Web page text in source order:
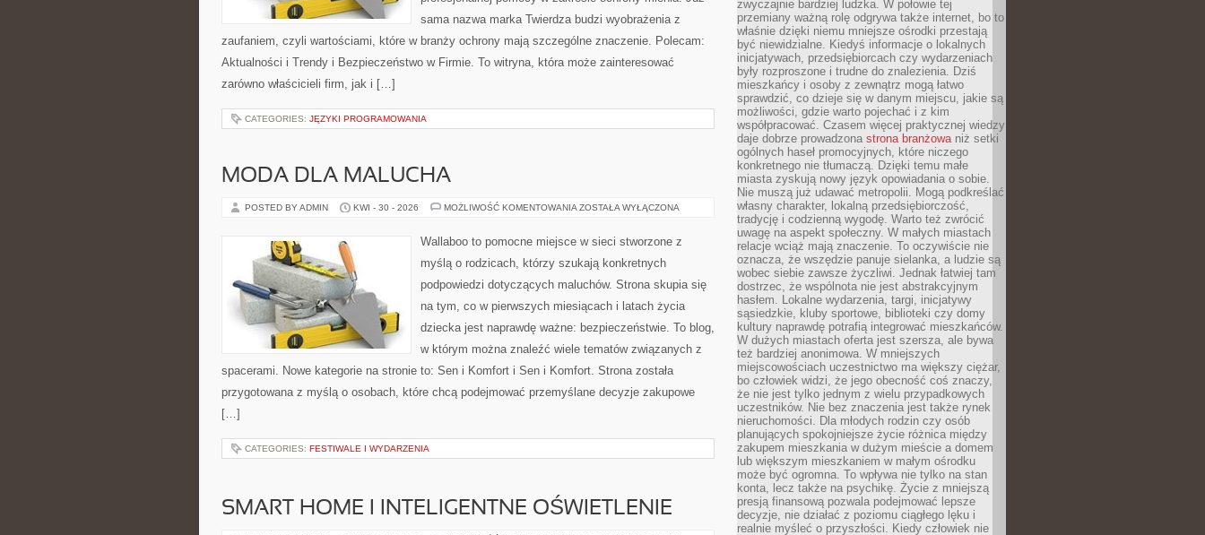
sama nazwa marka Twierdza budzi wyobrażenia z
zaufaniem, czyli wartościami, które w branży ochrony mają szczególne znaczenie. Polecam:
Aktualności i Trendy i Bezpieczeństwo w Firmie. To witryna, która może zainteresować
zarówno właścicieli firm, jak i […]
CATEGORIES: JĘZYKI PROGRAMOWANIA
MODA DLA MALUCHA
POSTED BY ADMIN KWI - 30 - 2026 MOŻLIWOŚĆ KOMENTOWANIA MODA
ZOSTAŁA WYŁĄCZONA
Wallaboo to pomocne miejsce w sieci stworzone z
myślą o rodzicach, którzy szukają konkretnych
podpowiedzi dotyczących maluchów. Strona skupia się
na tym, co w pierwszych miesiącach i latach życia
dziecka jest naprawdę ważne: bezpieczeństwie. To blog,
w którym można znaleźć wiele tematów związanych z
spacerami. Nowe kategorie na stronie to: Sen i Komfort i Sen i Komfort. Strona została
przygotowana z myślą o osobach, które chcą podejmować przemyślane decyzje zakupowe
[…]
CATEGORIES: FESTIWALE I WYDARZENIA
SMART HOME I INTELIGENTNE OŚWIETLENIE
zwyczajnie bardziej ludzka. W połowie tej
przemiany ważną rolę odgrywa także internet, bo to
właśnie dzięki niemu mniejsze ośrodki przestają
być niewidzialne. Kiedyś informacje o lokalnych
inicjatywach, przedsiębiorcach czy wydarzeniach
były rozproszone i trudne do znalezienia. Dziś
mieszkańcy i osoby z zewnątrz mogą łatwo
sprawdzić, co dzieje się w danym miejscu, jakie są
możliwości, gdzie warto pojechać i z kim
współpracować. Czasem więcej praktycznej wiedzy
daje dobrze prowadzona strona branżowaniż setki
ogólnych haseł promocyjnych, które niczego
konkretnego nie tłumaczą. Dzięki temu małe
miasta zyskują nowy język opowiadania o sobie.
Nie muszą już udawać metropolii. Mogą podkreślać
własny charakter, lokalną przedsiębiorczość,
tradycję i codzienną wygodę. Warto też zwrócić
uwagę na aspekt społeczny. W małych miastach
relacje wciąż mają znaczenie. To oczywiście nie
oznacza, że wszędzie panuje sielanka, a ludzie są
wobec siebie zawsze życzliwi. Jednak łatwiej tam
dostrzec, że wspólnota nie jest abstrakcyjnym
hasłem. Lokalne wydarzenia, targi, inicjatywy
sąsiedzkie, kluby sportowe, biblioteki czy domy
kultury naprawdę potrafią integrować mieszkańców.
W dużych miastach oferta jest szersza, ale bywa
też bardziej anonimowa. W mniejszych
miejscowościach uczestnictwo ma większy ciężar,
bo człowiek widzi, że jego obecność coś znaczy,
że nie jest tylko jednym z wielu przypadkowych
uczestników. Nie bez znaczenia jest także rynek
nieruchomości. Dla młodych rodzin czy osób
planujących spokojniejsze życie różnica między
zakupem mieszkania w dużym mieście a domem
lub większym mieszkaniem w małym ośrodku
może być ogromna. To wpływa nie tylko na stan
konta, lecz także na psychikę. Życie z mniejszą
presją finansową pozwala podejmować lepsze
decyzje, nie działać z poziomu ciągłego lęku i
realnie myśleć o przyszłości. Kiedy człowiek nie